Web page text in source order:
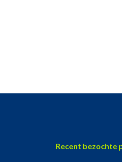
Recent bezochte